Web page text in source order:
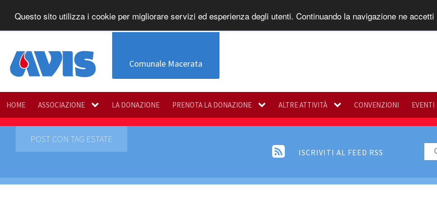
Questo sito utilizza i cookie per migliorare servizi ed esperienza degli utenti. Continuando la navigazione ne
Comunale Macerata
HOME ASSOCIAZIONE LA DONAZIONE PRENOTA LA DONAZIONE ALTRE ATTIVITÀ CONVENZIONI EVENTI
POST CON TAG ESTATE
ISCRIVITI AL FEED RSS